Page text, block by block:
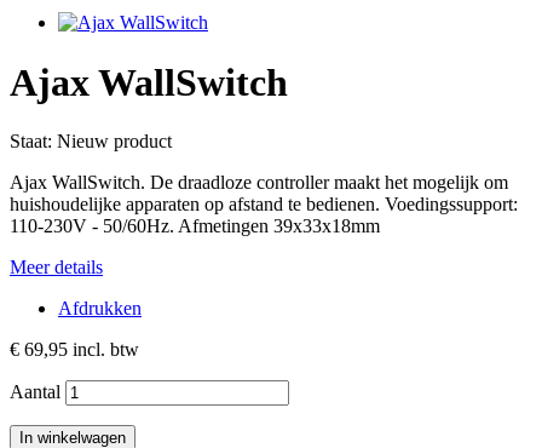
Ajax WallSwitch
Staat: Nieuw product
Ajax WallSwitch. De draadloze controller maakt het mogelijk om
huishoudelijke apparaten op afstand te bedienen. Voedingssupport:
110-230V - 50/60Hz. Afmetingen 39x33x18mm
Meer details
Afdrukken
€ 69,95 incl. btw
Aantal
In winkelwagen